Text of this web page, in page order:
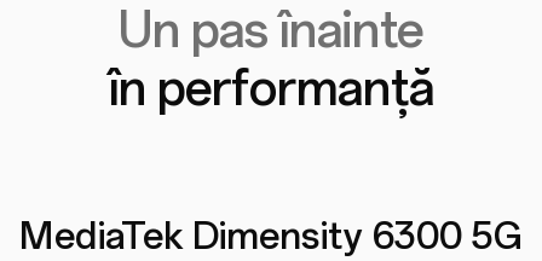
Un pas înainte
în performanță
MediaTek Dimensity 6300 5G